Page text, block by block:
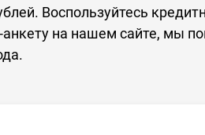
Воспользуйтесь
анкету на нашем сайте, мы